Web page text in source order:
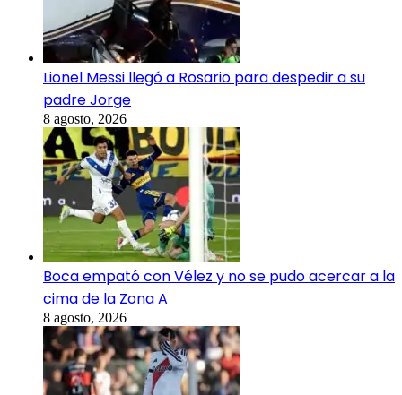
Lionel Messi llegó a Rosario para despedir a su
padre Jorge
8 agosto, 2026
Boca empató con Vélez y no se pudo acercar a la
cima de la Zona A
8 agosto, 2026